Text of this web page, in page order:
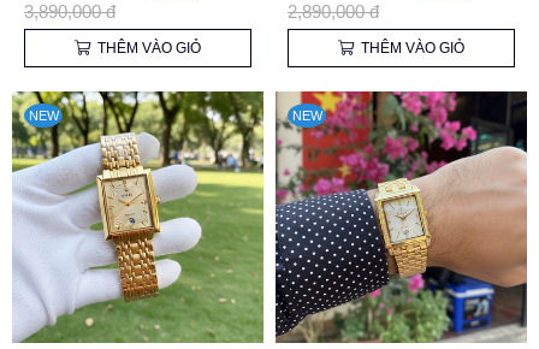
3,890,000 đ
THÊM VÀO GIỎ
2,890,000 đ
THÊM VÀO GIỎ
NEW NEW